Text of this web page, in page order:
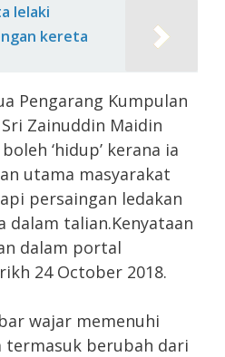
lelaki
kereta
Pengarang Kumpulan
Zainuddin Maidin
‘hidup’ kerana ia
utama masyarakat
persaingan ledakan
dalam talian.Kenyataan
dalam portal
24 October 2018.
wajar memenuhi
termasuk berubah dari